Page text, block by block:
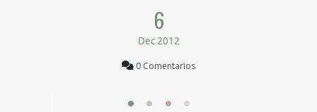
6
Dec 2012
0 Comentarios